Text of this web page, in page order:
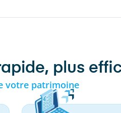
plus
votre patrimoine